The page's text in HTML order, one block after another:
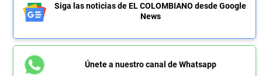
Siga las noticias de EL COLOMBIANO desde Google
News
Únete a nuestro canal de Whatsapp